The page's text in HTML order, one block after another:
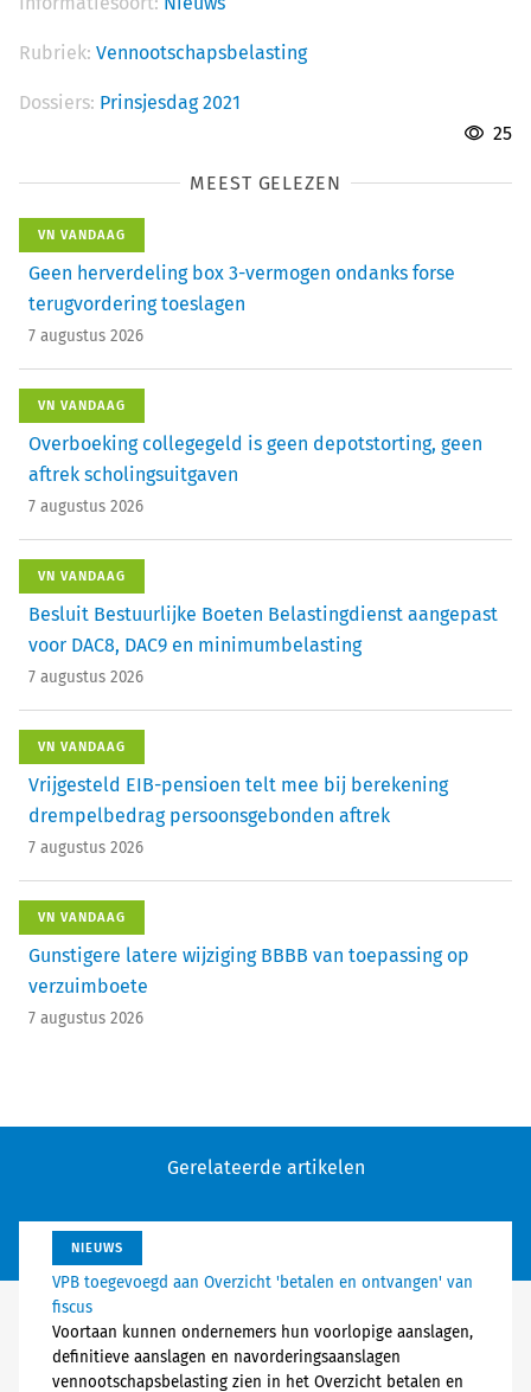
Rubriek: Vennootschapsbelasting
Dossiers: Prinsjesdag 2021
25
MEEST GELEZEN
VN VANDAAG
Geen herverdeling box 3-vermogen ondanks forse
terugvordering toeslagen
7 augustus 2026
VN VANDAAG
Overboeking collegegeld is geen depotstorting, geen
aftrek scholingsuitgaven
7 augustus 2026
VN VANDAAG
Besluit Bestuurlijke Boeten Belastingdienst aangepast
voor DAC8, DAC9 en minimumbelasting
7 augustus 2026
VN VANDAAG
Vrijgesteld EIB-pensioen telt mee bij berekening
drempelbedrag persoonsgebonden aftrek
7 augustus 2026
VN VANDAAG
Gunstigere latere wijziging BBBB van toepassing op
verzuimboete
7 augustus 2026
Gerelateerde artikelen
NIEUWS
VPB toegevoegd aan Overzicht 'betalen en ontvangen' van
fiscus
Voortaan kunnen ondernemers hun voorlopige aanslagen,
definitieve aanslagen en navorderingsaanslagen
vennootschapsbelasting zien in het Overzicht betalen en